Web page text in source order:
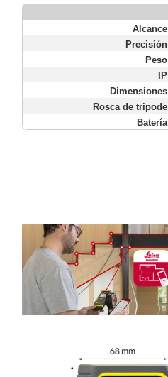
Alcance
Precisión
Peso
IP
Dimensiones
Rosca de tripode
Batería